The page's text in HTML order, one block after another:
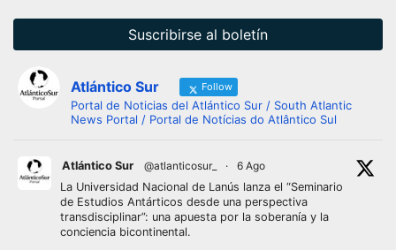
Suscribirse al boletín
Atlántico Sur Follow
Portal de Noticias del Atlántico Sur / South Atlantic
News Portal / Portal de Notícias do Atlântico Sul
Atlántico Sur @atlanticosur_ ·
6 Ago
La Universidad Nacional de Lanús lanza el “Seminario
de Estudios Antárticos desde una perspectiva
transdisciplinar”: una apuesta por la soberanía y la
conciencia bicontinental.